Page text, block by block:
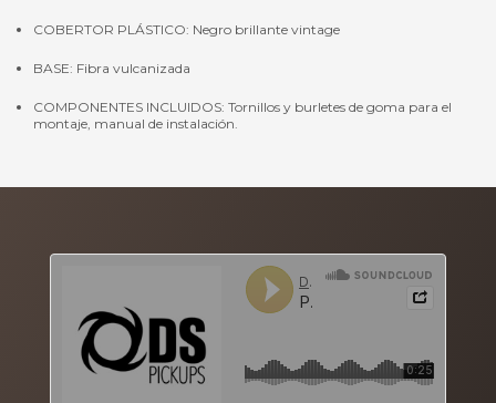
COBERTOR PLÁSTICO: Negro brillante vintage
BASE: Fibra vulcanizada
COMPONENTES INCLUIDOS: Tornillos y burletes de goma para el
montaje, manual de instalación.